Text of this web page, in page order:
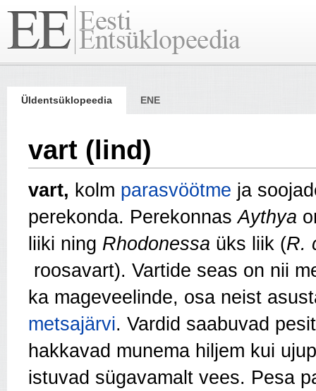
Üldentsüklopeedia ENE
vart (lind)
vart, kolm parasvöötme ja
perekonda. PerekonnasAythya
liiki ning Rhodonessa üks liik (R.
roosavart). Vartide seas on nii
ka mageveelinde, osa neist
metsajärvi. Vardid saabuvad
hakkavad munema hiljem kui
istuvad sügavamalt vees. Pesa